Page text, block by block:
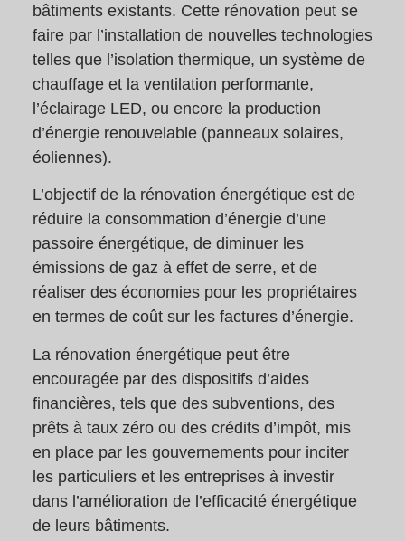
bâtiments existants. Cette rénovation peut se
faire par l’installation de nouvelles technologies
telles que l’isolation thermique, un système de
chauffage et la ventilation performante,
l’éclairage LED, ou encore la production
d’énergie renouvelable (panneaux solaires,
éoliennes).
L’objectif de la rénovation énergétique est de
réduire la consommation d’énergie d’une
passoire énergétique, de diminuer les
émissions de gaz à effet de serre, et de
réaliser des économies pour les propriétaires
en termes de coût sur les factures d’énergie.
La rénovation énergétique peut être
encouragée par des dispositifs d’aides
financières, tels que des subventions, des
prêts à taux zéro ou des crédits d’impôt, mis
en place par les gouvernements pour inciter
les particuliers et les entreprises à investir
dans l’amélioration de l’efficacité énergétique
de leurs bâtiments.